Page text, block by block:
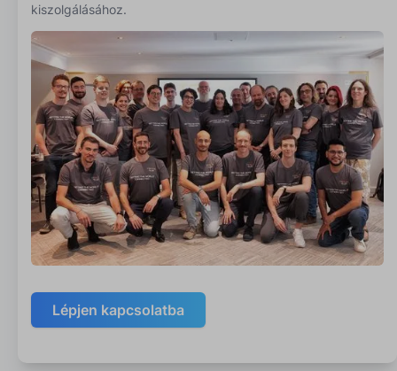
kiszolgálásához.
Lépjen kapcsolatba